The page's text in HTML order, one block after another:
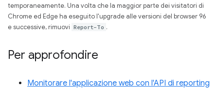
temporaneamente. Una volta che la maggior parte dei visitatori di
Chrome ed Edge ha eseguito l'upgrade alle versioni del browser 96
e successive, rimuovi Report-To .
Per approfondire
Monitorare l'applicazione web con l'API di reporting